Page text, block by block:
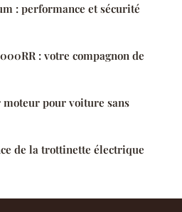
: performance et sécurité
: votre compagnon de
pour voiture sans
de la trottinette électrique